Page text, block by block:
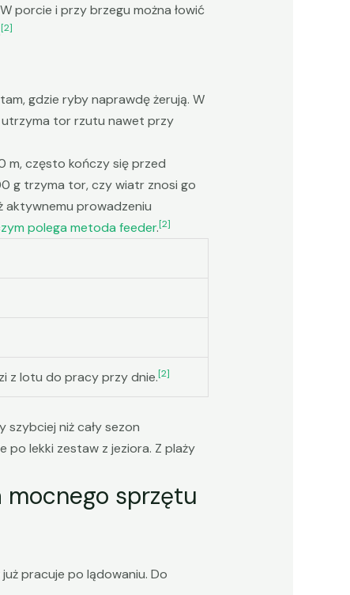
porcie i przy brzegu można łowić
[2]
gdzie ryby naprawdę żerują. W
tor rzutu nawet przy
m, często kończy się przed
g trzyma tor, czy wiatr znosi go
aktywnemu prowadzeniu
polega metoda feeder.[2]
z lotu do pracy przy dnie.[2]
niż cały sezon
po lekki zestaw z jeziora. Z plaży
sprzętu
pracuje po lądowaniu. Do